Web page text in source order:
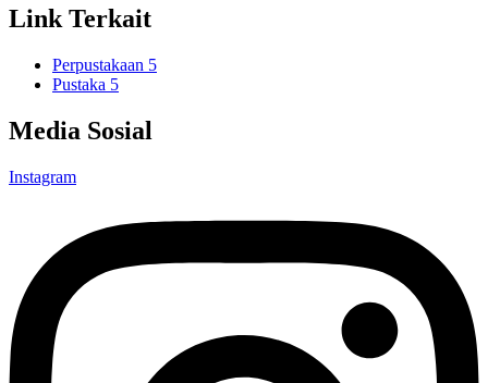
Link Terkait
Perpustakaan 5
Pustaka 5
Media Sosial
Instagram